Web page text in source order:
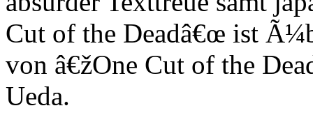
Cut of the Deadâ€œ ist
von â€žOne Cut of the
Ueda.